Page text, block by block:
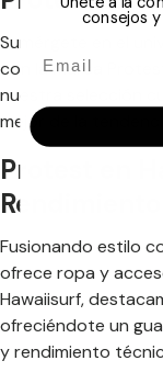
Sumérgete en el
con la marca
nuestra selección
mejor de la
Protest en
Rendimiento
Fusionando estilo
ofrece ropa y
Hawaiisurf,
ofreciéndote un
y rendimiento
consejos